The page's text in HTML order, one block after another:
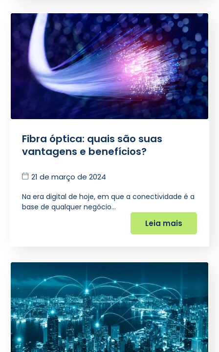
Fibra óptica: quais são suas
vantagens e benefícios?
21 de março de 2024
Na era digital de hoje, em que a conectividade é a
base de qualquer negócio…
Leia mais